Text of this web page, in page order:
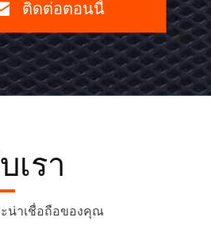
ติดต่อตอนนี้
เรา
น่าเชื่อถือของคุณ